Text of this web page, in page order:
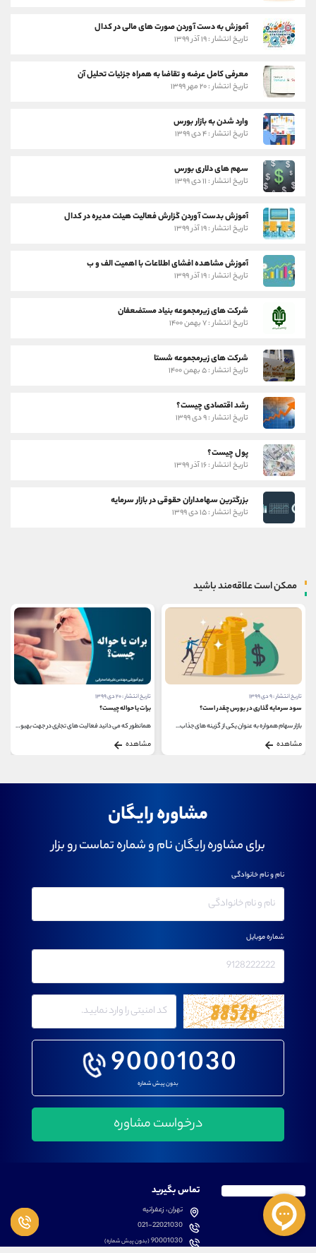
آموزش به دست آوردن صورت های مالی در کدال
تاریخ انتشار : ۱۹ آذر ۱۳۹۹
معرفی کامل عرضه و تقاضا به همراه جزئیات تحلیل آن
تاریخ انتشار : ۲۰ مهر ۱۳۹۹
وارد شدن به بازار بورس
تاریخ انتشار : ۴ دی ۱۳۹۹
سهم های دلاری بورس
تاریخ انتشار : ۱۱ دی ۱۳۹۹
آموزش بدست آوردن گزارش فعالیت هیئت مدیره در کدال
تاریخ انتشار : ۱۹ آذر ۱۳۹۹
آموزش مشاهده افشای اطلاعات با اهمیت الف و ب
تاریخ انتشار : ۱۹ آذر ۱۳۹۹
شرکت های زیرمجموعه بنیاد مستضعفان
تاریخ انتشار : ۷ بهمن ۱۴۰۰
شرکت های زیرمجموعه شستا
تاریخ انتشار : ۵ بهمن ۱۴۰۰
رشد اقتصادی چیست؟
تاریخ انتشار : ۹ دی ۱۳۹۹
پول چیست؟
تاریخ انتشار : ۱۶ آذر ۱۳۹۹
بزرگترین سهامداران حقوقی در بازار سرمایه
تاریخ انتشار : ۱۵ دی ۱۳۹۹
ممکن است علاقه‌مند باشید
تاریخ انتشار : ۹ دی ۱۳۹۹
سود سرمایه گذاری در بورس چقدر است؟
بازار سهام همواره به عنوان یکی از گزینه های جذاب...
مشاهده
تاریخ انتشار : ۲۰ دی ۱۳۹۹
برات یا حواله چیست؟
همانطور که می دانید فعالیت های تجاری در جهت بهبود...
مشاهده
مشاوره رایگان
برای مشاوره رایگان نام و شماره تماست رو بزار
90001030
بدون پیش شماره
نام و نام خانوادگی
شماره موبایل
تماس بگیرید
تهران، زعفرانیه
021-22021030
90001030(بدون پیش شماره)